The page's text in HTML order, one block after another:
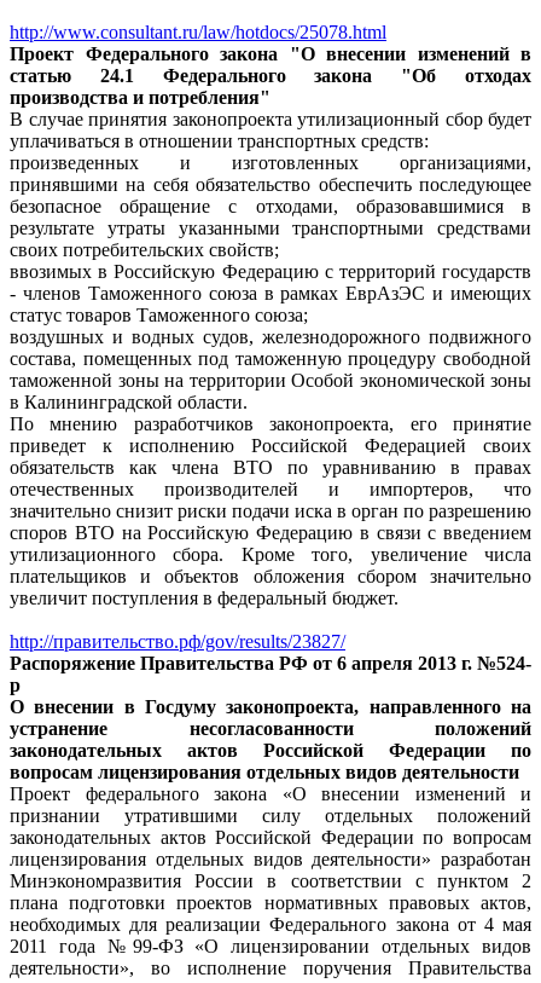
http://www.consultant.ru/law/hotdocs/25078.html
Проект Федерального закона "О внесении изменений в
статью 24.1 Федерального закона "Об отходах
производства и потребления"
В случае принятия законопроекта утилизационный сбор будет
уплачиваться в отношении транспортных средств:
произведенных и изготовленных организациями,
принявшими на себя обязательство обеспечить последующее
безопасное обращение с отходами, образовавшимися в
результате утраты указанными транспортными средствами
своих потребительских свойств;
ввозимых в Российскую Федерацию с территорий государств
- членов Таможенного союза в рамках ЕврАзЭС и имеющих
статус товаров Таможенного союза;
воздушных и водных судов, железнодорожного подвижного
состава, помещенных под таможенную процедуру свободной
таможенной зоны на территории Особой экономической зоны
в Калининградской области.
По мнению разработчиков законопроекта, его принятие
приведет к исполнению Российской Федерацией своих
обязательств как члена ВТО по уравниванию в правах
отечественных производителей и импортеров, что
значительно снизит риски подачи иска в орган по разрешению
споров ВТО на Российскую Федерацию в связи с введением
утилизационного сбора. Кроме того, увеличение числа
плательщиков и объектов обложения сбором значительно
увеличит поступления в федеральный бюджет.
http://правительство.рф/gov/results/23827/
Распоряжение Правительства РФ от 6 апреля 2013 г. №524-
р
О внесении в Госдуму законопроекта, направленного на
устранение несогласованности положений
законодательных актов Российской Федерации по
вопросам лицензирования отдельных видов деятельности
Проект федерального закона «О внесении изменений и
признании утратившими силу отдельных положений
законодательных актов Российской Федерации по вопросам
лицензирования отдельных видов деятельности» разработан
Минэкономразвития России в соответствии с пунктом 2
плана подготовки проектов нормативных правовых актов,
необходимых для реализации Федерального закона от 4 мая
2011 года №99-ФЗ «О лицензировании отдельных видов
деятельности», во исполнение поручения Правительства